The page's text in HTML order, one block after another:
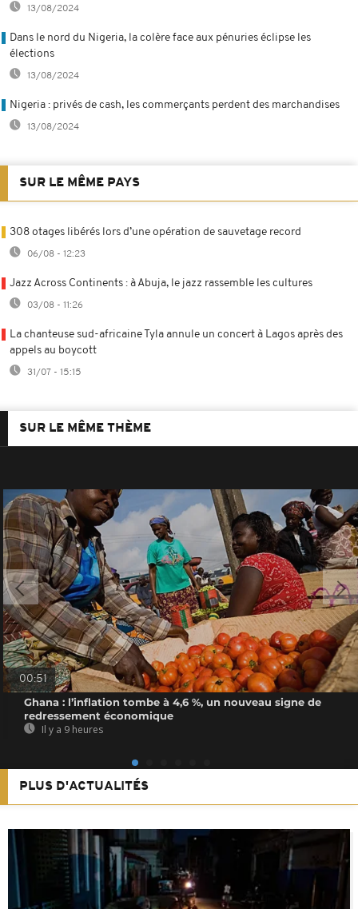
13/08/2024
Dans le nord du Nigeria, la colère face aux pénuries éclipse les
élections
13/08/2024
Nigeria : privés de cash, les commerçants perdent des marchandises
13/08/2024
SUR LE MÊME PAYS
308 otages libérés lors d’une opération de sauvetage record
06/08 - 12:23
Jazz Across Continents : à Abuja, le jazz rassemble les cultures
03/08 - 11:26
La chanteuse sud-africaine Tyla annule un concert à Lagos après des
appels au boycott
31/07 - 15:15
SUR LE MÊME THÈME
00:51
Ghana : l’inflation tombe à 4,6 %, un nouveau signe de
redressement économique
Il y a 9 heures
PLUS D'ACTUALITÉS